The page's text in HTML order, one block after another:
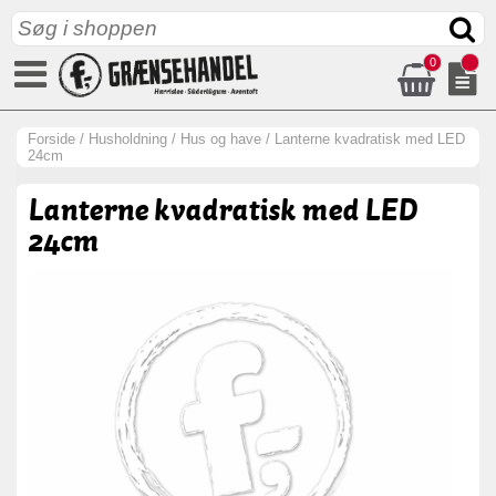
0
Forside / Husholdning / Hus og have / Lanterne kvadratisk med LED
24cm
Lanterne kvadratisk med LED
24cm